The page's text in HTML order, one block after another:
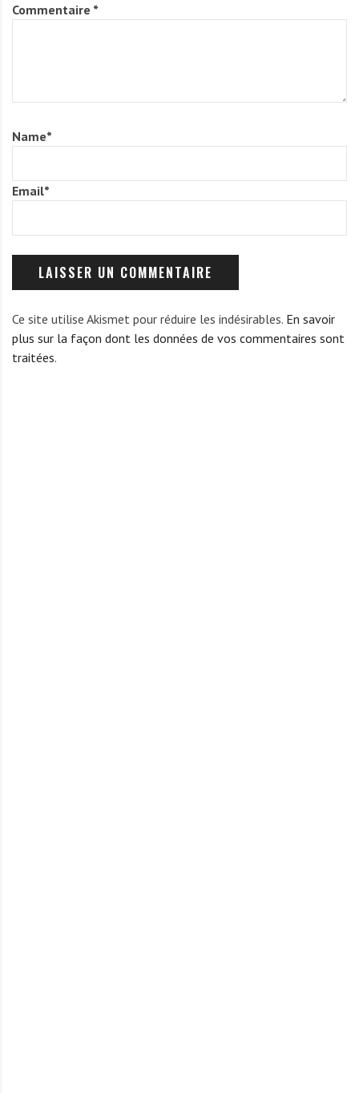
Commentaire *
Name*
Email*
Ce site utilise Akismet pour réduire les indésirables. En savoir
plus sur la façon dont les données de vos commentaires sont
traitées.